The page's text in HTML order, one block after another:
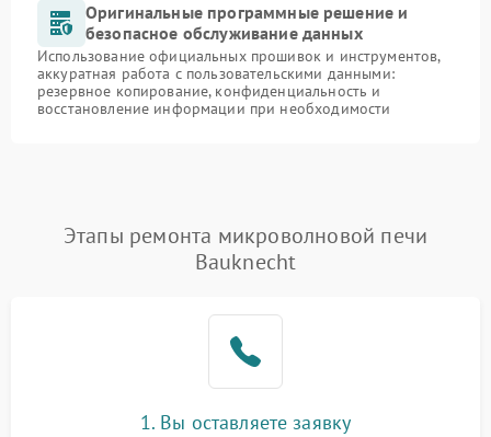
Оригинальные программные решение и
безопасное обслуживание данных
Использование официальных прошивок и инструментов,
аккуратная работа с пользовательскими данными:
резервное копирование, конфиденциальность и
восстановление информации при необходимости
Этапы ремонта микроволновой печи
Bauknecht
1. Вы оставляете заявку